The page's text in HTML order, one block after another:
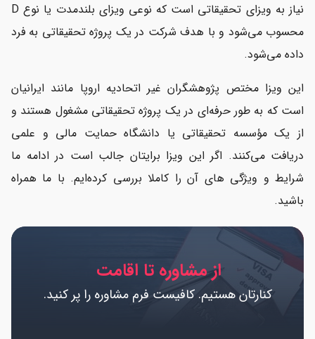
اخذ اقامت با ویزای تحقیقاتی آلمان
نیاز به ویزای تحقیقاتی است که نوعی ویزای بلندمدت یا نوع D
محسوب می‌شود و با هدف شرکت در یک پروژه تحقیقاتی به فرد
داده می‌شود.
این ویزا مختص پژوهشگران غیر اتحادیه اروپا مانند ایرانیان
است که به طور حرفه‌ای در یک پروژه تحقیقاتی مشغول هستند و
از یک مؤسسه تحقیقاتی یا دانشگاه حمایت مالی و علمی
دریافت می‌کنند. اگر این ویزا برایتان جالب است در ادامه ما
شرایط و ویژگی های آن را کاملا بررسی کرده‌ایم. با ما همراه
باشید.
از مشاوره تا اقامت
کنارتان هستیم. کافیست فرم مشاوره را پر کنید.